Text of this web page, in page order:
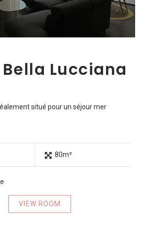
Lucciana
situé pour un séjour mer
80m²
VIEW ROOM